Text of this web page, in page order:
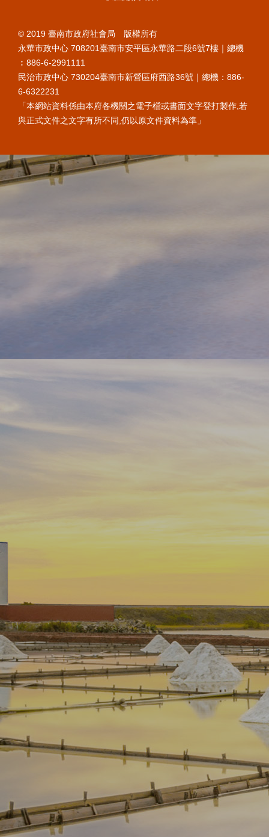
© 2019 臺南市政府社會局 版權所有
永華市政中心 708201臺南市安平區永華路二段6號7樓｜總機
︰886-6-2991111
民治市政中心 730204臺南市新營區府西路36號｜總機：886-
6-6322231
「本網站資料係由本府各機關之電子檔或書面文字登打製作,若
與正式文件之文字有所不同,仍以原文件資料為準」